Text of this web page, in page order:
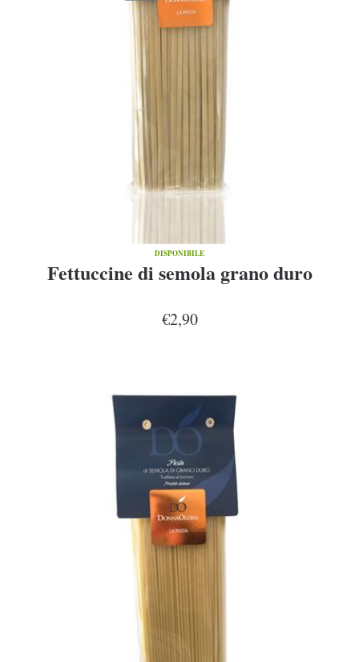
DISPONIBILE
Fettuccine di semola grano duro
€2,90